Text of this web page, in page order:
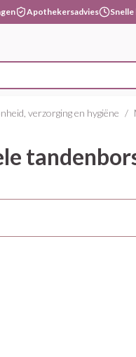
Apothekersadvies
categorie...
verzorging en hygiëne /